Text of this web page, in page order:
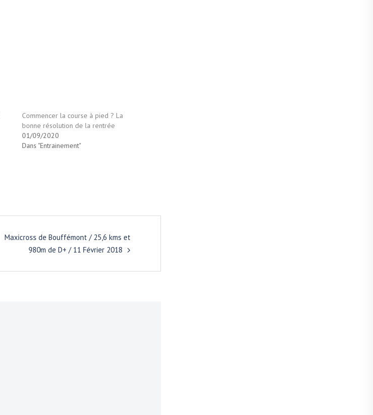
Commencer la course à pied ? La
bonne résolution de la rentrée
01/09/2020
Dans "Entrainement"
Maxicross de Bouffémont / 25,6 kms et
980m de D+ / 11 Février 2018